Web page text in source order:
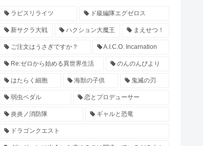
ラピスリライツ ド級編隊エグゼロス
新サクラ大戦 ハクション大魔王 まえせつ！
ご注文はうさぎですか？ A.I.C.O. Incarnation
Re:ゼロから始める異世界生活 のんのんびより
はたらく細胞 海獣の子供 鬼滅の刃
弱虫ペダル 恋とプロデューサー
炎炎ノ消防隊 ギャルと恐竜
ドラゴンクエスト